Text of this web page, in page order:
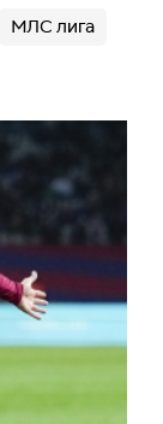
МЛС лига